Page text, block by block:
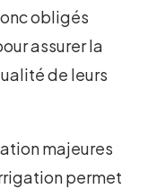
obligés
assurer la
de leurs
majeures
permet